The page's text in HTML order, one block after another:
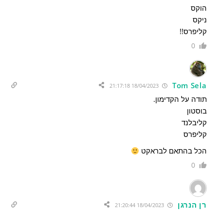
הוקס
ניקס
קליפרס!!
0
Tom Sela
18/04/2023 21:17:18
תודה על הקדימון.
בוסטון
קליבלנד
קליפרס
הכל בהתאם לבראקט
0
רן הנרגן 18/04/2023 21:20:44